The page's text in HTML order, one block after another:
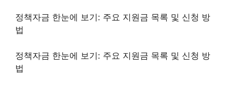
정책자금 한눈에 보기: 주요 지원금 목록 및 신청 방
법
정책자금 한눈에 보기: 주요 지원금 목록 및 신청 방
법